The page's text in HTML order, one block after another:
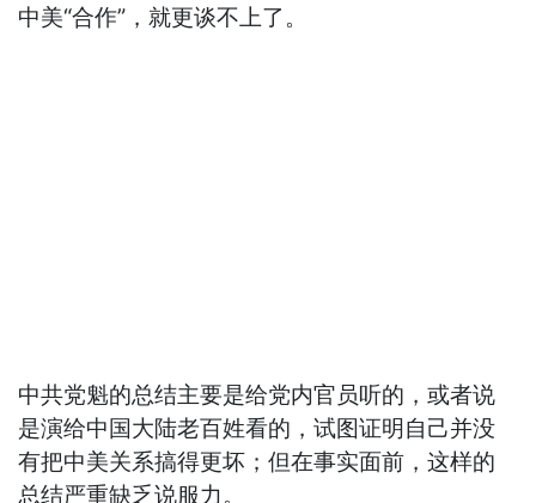
中美“合作”，就更谈不上了。
中共党魁的总结主要是给党内官员听的，或者说
是演给中国大陆老百姓看的，试图证明自己并没
有把中美关系搞得更坏；但在事实面前，这样的
总结严重缺乏说服力。